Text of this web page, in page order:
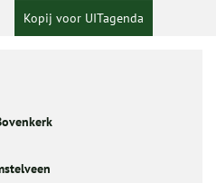
Kopij voor UITagenda